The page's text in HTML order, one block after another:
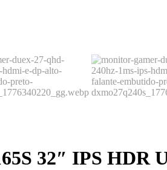
32″ IPS HDR